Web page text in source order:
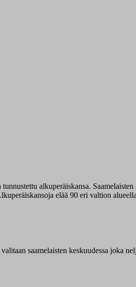
alkuperäiskansa.
elää 90 eri valtion
saamelaisten keskuudessa joka